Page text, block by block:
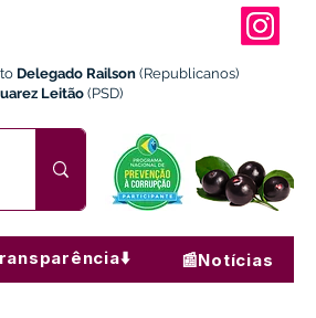
Delegado Railson (Republicanos)
Leitão (PSD)
📰Notícias